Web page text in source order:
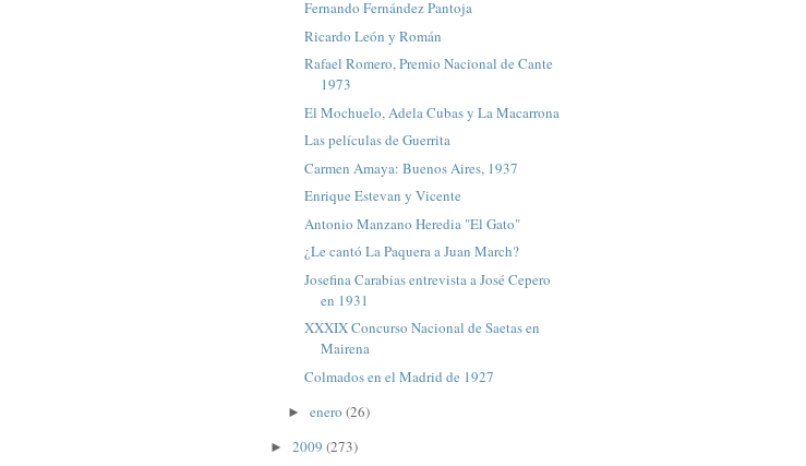
Fernando Fernández Pantoja
Ricardo León y Román
Rafael Romero, Premio Nacional de Cante
1973
El Mochuelo, Adela Cubas y La Macarrona
Las películas de Guerrita
Carmen Amaya: Buenos Aires, 1937
Enrique Estevan y Vicente
Antonio Manzano Heredia "El Gato"
¿Le cantó La Paquera a Juan March?
Josefina Carabias entrevista a José Cepero
en 1931
XXXIX Concurso Nacional de Saetas en
Mairena
Colmados en el Madrid de 1927
► enero (26)
► 2009 (273)